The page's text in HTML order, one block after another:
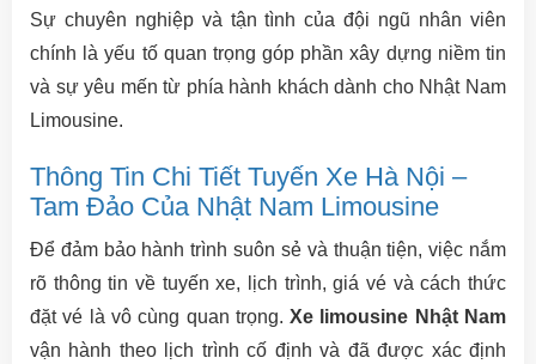
Sự chuyên nghiệp và tận tình của đội ngũ nhân viên
chính là yếu tố quan trọng góp phần xây dựng niềm tin
và sự yêu mến từ phía hành khách dành cho Nhật Nam
Limousine.
Thông Tin Chi Tiết Tuyến Xe Hà Nội –
Tam Đảo Của Nhật Nam Limousine
Để đảm bảo hành trình suôn sẻ và thuận tiện, việc nắm
rõ thông tin về tuyến xe, lịch trình, giá vé và cách thức
đặt vé là vô cùng quan trọng.Xe limousine Nhật Nam
vận hành theo lịch trình cố định và đã được xác định